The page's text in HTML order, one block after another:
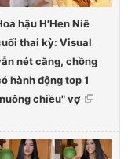
hậu H'Hen Niê
thai kỳ: Visual
nét căng, chồng
hành động top 1
chiều" vợ